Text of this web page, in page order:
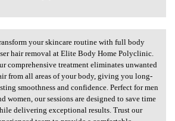
your skincare
your skincare routine with full body
hair removal at Elite Body Home Polyclinic.
comprehensive treatment eliminates unwanted
from all areas of your body, giving you long-
smoothness and confidence. Perfect for men
women, our sessions are designed to save time
delivering exceptional results. Trust our